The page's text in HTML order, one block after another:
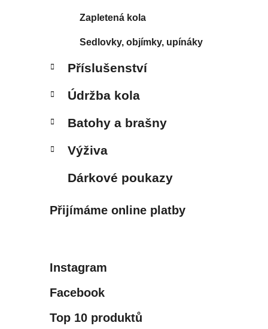
Zapletená kola
Sedlovky, objímky, upínáky
Příslušenství
Údržba kola
Batohy a brašny
Výživa
Dárkové poukazy
Přijímáme online platby
Instagram
Facebook
Top 10 produktů